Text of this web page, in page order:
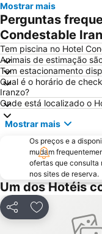
Mostrar mais
Perguntas
Condestable
Tem piscina no Hotel
Animais de estimação
Tem estacionamento
Qual é o horário de
Iranzo?
Onde está localizado o
Mostrar mais
Os preços e a
mudam
ofertas que consulta
nos sites de reserva.
Um dos Hotéis
PartilharAdicionar aos